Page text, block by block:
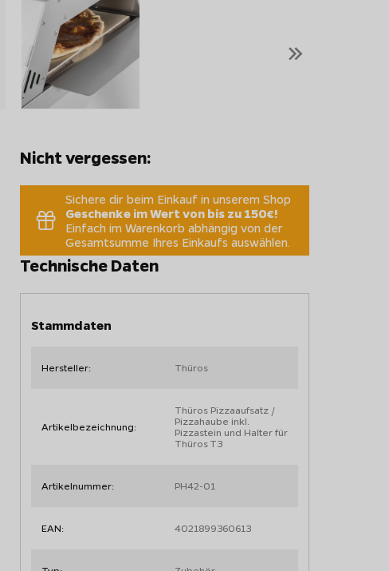
»
Nicht vergessen:
Sichere dir beim Einkauf in unserem Shop
Geschenke im Wert von bis zu 150€!
Einfach im Warenkorb abhängig von der
Gesamtsumme Ihres Einkaufs auswählen.
Technische Daten
Stammdaten
Hersteller: Thüros
Artikelbezeichnung:
Thüros Pizzaaufsatz /
Pizzahaube inkl.
Pizzastein und Halter für
Thüros T3
Artikelnummer: PH42-01
EAN: 4021899360613